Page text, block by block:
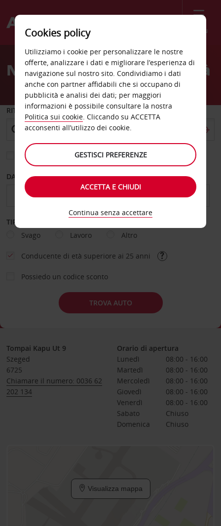
Menù
Welcome
AvisNoleggio auto Szeged città
RITIRO DA
Scegli una località di riconsegna diversa
DAL GIORNO AL GIORNO
TIPOLOGIA DI NOLEGGIO
Svago
Lavoro Altro
Conducente di età superiore ai 25 anni
Possiedo un codice sconto
TROVA AUTO
Tompai Kapu Ut 9
Szeged
6725
Chiamare il numero: 0036 62
202 134
Orario di apertura
Lunedì
08:00 - 16:00
Martedì
08:00 - 16:00
Mercoledì
08:00 - 16:00
Giovedì
08:00 - 16:00
Venerdì
08:00 - 16:00
Sabato
Chiuso
Domenica
Chiuso
Visualizza mappa
Cookies policy
Utilizziamo i cookie per personalizzare le nostre
offerte, analizzare i dati e migliorare l’esperienza di
navigazione sul nostro sito. Condividiamo i dati
anche con partner affidabili che si occupano di
pubblicità e analisi dei dati; per maggiori
informazioni è possibile consultare la nostra
Politica sui cookie. Cliccando su ACCETTA
acconsenti all’utilizzo dei cookie.
GESTISCI PREFERENZE
ACCETTA E CHIUDI
Continua senza accettare